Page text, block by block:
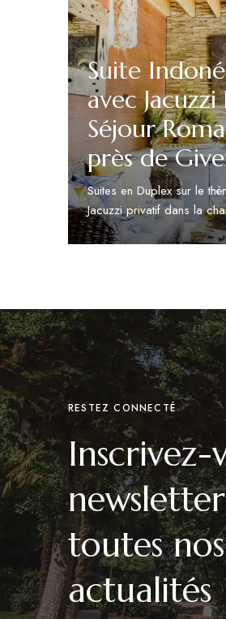
Suite
avec
Séjour
près de
Suites en Duplex sur le
Jacuzzi privatif dans la
Découvrir
RESTEZ CONNECTÉ
toutes
actualités